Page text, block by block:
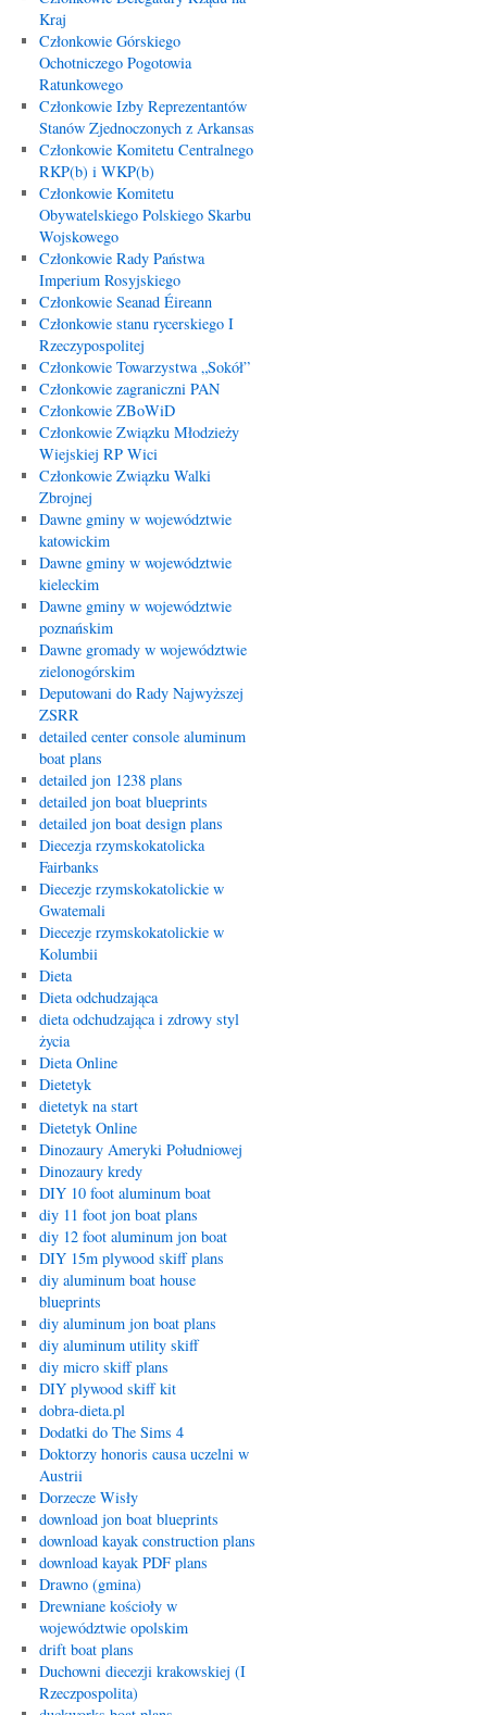
Kraj
Członkowie Górskiego
Ochotniczego Pogotowia
Ratunkowego
Członkowie Izby Reprezentantów
Stanów Zjednoczonych z Arkansas
Członkowie Komitetu Centralnego
RKP(b) i WKP(b)
Członkowie Komitetu
Obywatelskiego Polskiego Skarbu
Wojskowego
Członkowie Rady Państwa
Imperium Rosyjskiego
Członkowie Seanad Éireann
Członkowie stanu rycerskiego I
Rzeczypospolitej
Członkowie Towarzystwa „Sokół”
Członkowie zagraniczni PAN
Członkowie ZBoWiD
Członkowie Związku Młodzieży
Wiejskiej RP Wici
Członkowie Związku Walki
Zbrojnej
Dawne gminy w województwie
katowickim
Dawne gminy w województwie
kieleckim
Dawne gminy w województwie
poznańskim
Dawne gromady w województwie
zielonogórskim
Deputowani do Rady Najwyższej
ZSRR
detailed center console aluminum
boat plans
detailed jon 1238 plans
detailed jon boat blueprints
detailed jon boat design plans
Diecezja rzymskokatolicka
Fairbanks
Diecezje rzymskokatolickie w
Gwatemali
Diecezje rzymskokatolickie w
Kolumbii
Dieta
Dieta odchudzająca
dieta odchudzająca i zdrowy styl
życia
Dieta Online
Dietetyk
dietetyk na start
Dietetyk Online
Dinozaury Ameryki Południowej
Dinozaury kredy
DIY 10 foot aluminum boat
diy 11 foot jon boat plans
diy 12 foot aluminum jon boat
DIY 15m plywood skiff plans
diy aluminum boat house
blueprints
diy aluminum jon boat plans
diy aluminum utility skiff
diy micro skiff plans
DIY plywood skiff kit
dobra-dieta.pl
Dodatki do The Sims 4
Doktorzy honoris causa uczelni w
Austrii
Dorzecze Wisły
download jon boat blueprints
download kayak construction plans
download kayak PDF plans
Drawno (gmina)
Drewniane kościoły w
województwie opolskim
drift boat plans
Duchowni diecezji krakowskiej (I
Rzeczpospolita)